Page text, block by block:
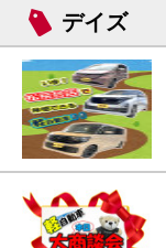
デイズ